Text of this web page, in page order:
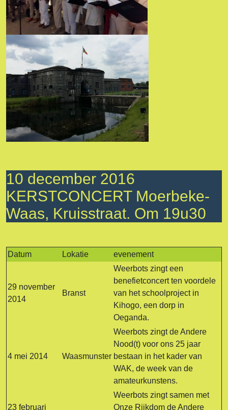
10 december 2016
KERSTCONCERT Moerbeke-
Waas, Kruisstraat. Om 19u30
Datum Lokatie evenement
29 november
2014
Branst
Weerbots zingt een
benefietconcert ten voordele
van het schoolproject in
Kihogo, een dorp in
Oeganda.
4 mei 2014 Waasmunster
Weerbots zingt de Andere
Nood(t) voor ons 25 jaar
bestaan in het kader van
WAK, de week van de
amateurkunstens.
23 februari
Weerbots zingt samen met
Onze Rijkdom de Andere